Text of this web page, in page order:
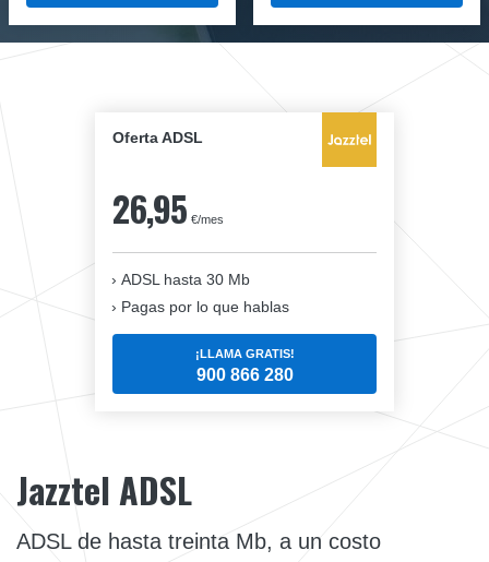
Oferta ADSL
26,95 €/mes
ADSL hasta 30 Mb
Pagas por lo que hablas
¡LLAMA GRATIS!
900 866 280
Jazztel ADSL
ADSL de hasta treinta Mb, a un costo